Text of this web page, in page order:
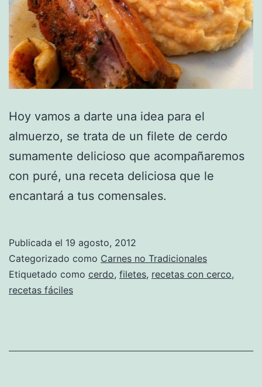
Hoy vamos a darte una idea para el
almuerzo, se trata de un filete de cerdo
sumamente delicioso que acompañaremos
con puré, una receta deliciosa que le
encantará a tus comensales.
Publicada el 19 agosto, 2012
Categorizado como Carnes no Tradicionales
Etiquetado como cerdo, filetes, recetas con cerco,
recetas fáciles